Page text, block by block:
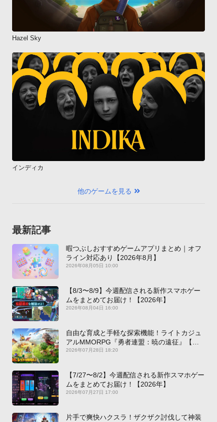
Hazel Sky
インディカ
他のゲームを見る
最新記事
暇つぶしおすすめゲームアプリまとめ｜オフ
ライン対応あり【2026年8月】
2026年08月05日 10:00
【8/3〜8/9】今週配信される新作スマホゲー
ムをまとめてお届け！【2026年】
2026年08月04日 16:00
自由な育成と手軽な探索機能！ライトカジュ
アルMMORPG『勇者連盟：暁の遠征』【最
新作PICKUP】
2026年07月28日 18:20
【7/27〜8/2】今週配信される新作スマホゲー
ムをまとめてお届け！【2026年】
2026年07月27日 17:00
片手で爽快ハクスラ！ザクザク討伐して神装